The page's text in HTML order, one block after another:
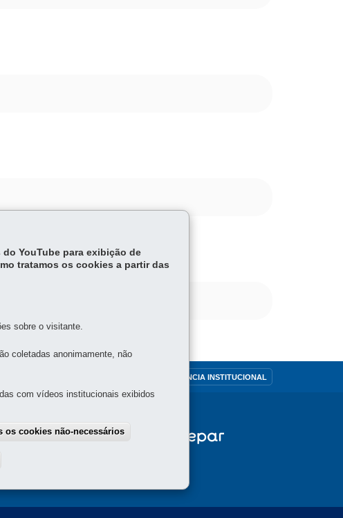
TRANSPARÊNCIA INSTITUCIONAL
YouTube para exibição de
tratamos os cookies a partir das
sobre o visitante.
coletadas anonimamente, não
com vídeos institucionais exibidos
os cookies não-necessários